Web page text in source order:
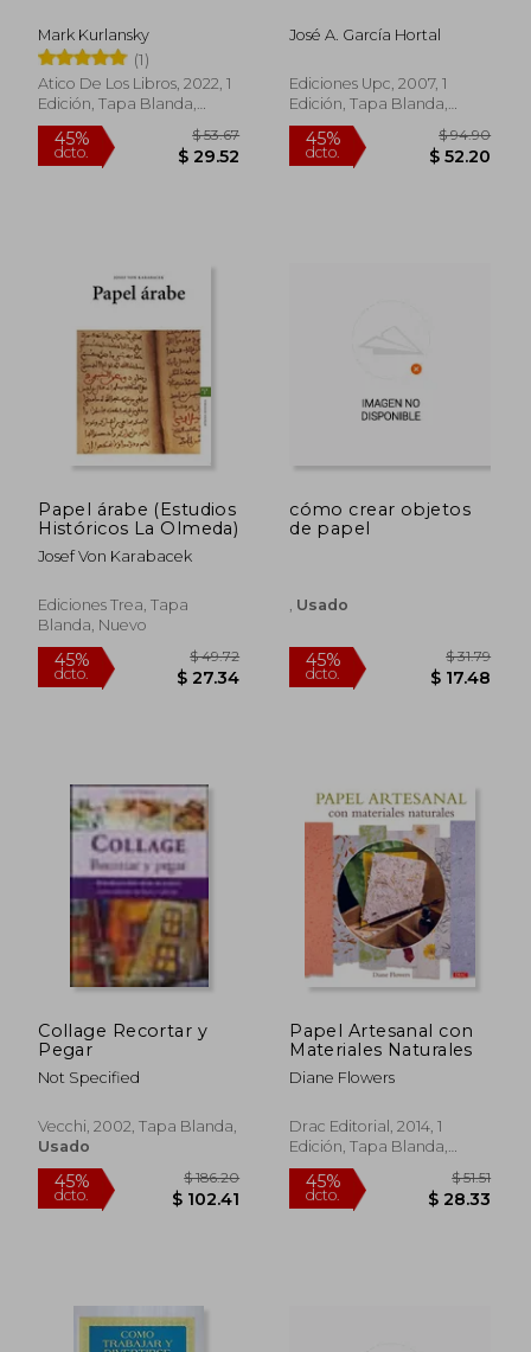
Mark Kurlansky
(1)
Atico De Los Libros, 2022, 1
Edición, Tapa Blanda,
Nuevo
45%
José A. García Hortal
Ediciones Upc, 2007, 1
Edición, Tapa Blanda,
Nuevo
Papel árabe (Estudios
Históricos La Olmeda)
Josef Von Karabacek
Ediciones Trea, Tapa
Blanda, Nuevo
45%
$ 27.34
cómo crear objetos
de papel
Usado
45%
dcto.
Collage Recortar y
Pegar
Not Specified
Vecchi, 2002, Tapa Blanda,
Usado
Papel Artesanal con
Materiales Naturales
Diane Flowers
Drac Editorial, 2014, 1
Edición, Tapa Blanda,
Nuevo